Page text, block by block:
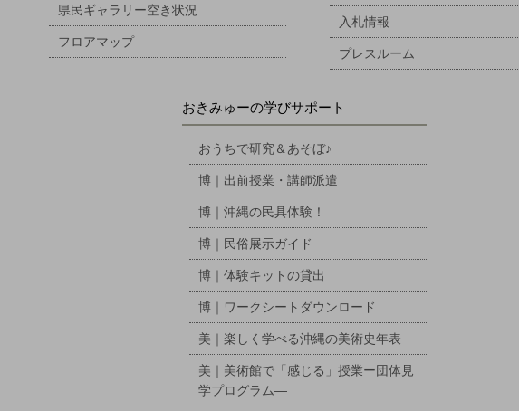
県民ギャラリー空き状況
フロアマップ
入札情報
プレスルーム
おきみゅーの学びサポート
おうちで研究＆あそぼ♪
博｜出前授業・講師派遣
博｜沖縄の民具体験！
博｜民俗展示ガイド
博｜体験キットの貸出
博｜ワークシートダウンロード
美｜楽しく学べる沖縄の美術史年表
美｜美術館で「感じる」授業ー団体見
学プログラム―